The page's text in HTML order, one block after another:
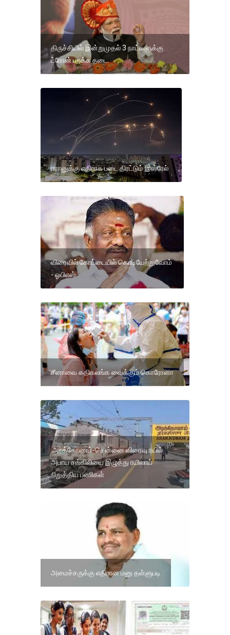
திருச்சியில் இன்றுமுதல் 3 நாட்களுக்கு
ட்ரோன் பறக்க தடை.
ஈரானுக்கு எதிராக படை திரட்டும் இஸ்ரேல்
விரைவில் கோட்டையில் கொடியேற்றுவோம்
- ஓபிஎஸ்
சீனாவை கதிகலங்க வைக்கும் கொரோனா
அரக்கோணம்-சென்னை விரைவு ரயில்
அபாய சங்கிலியை இழுத்து ரயிலாய்
நிறுத்திய பணிகள்
அமைச்சருக்கு எதிரான மனு தள்ளுபடி